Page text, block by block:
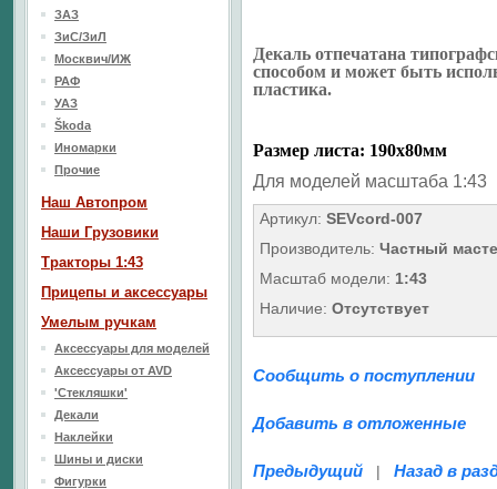
Декаль отпечатана
способом и может быть
пластика.
Размер листа: 190х80мм
Для моделей масштаба 1:43
Артикул: SEVcord-007
Производитель: Частный
Масштаб модели: 1:43
Наличие: Отсутствует
Сообщить о поступлении
Добавить в отложенные
Предыдущий | Назад в
ЗАЗ
ЗиС/ЗиЛ
Москвич/ИЖ
РАФ
УАЗ
Škoda
Иномарки
Прочие
Наш Aвтопром
Наши Грузовики
Тракторы 1:43
Прицепы и аксессуары
Умелым ручкам
Аксессуары для моделей
Аксессуары от AVD
'Стекляшки'
Декали
Наклейки
Шины и диски
Фигурки